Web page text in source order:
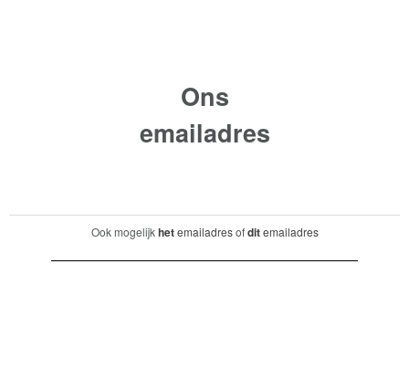
Ons
emailadres
Ook mogelijkhetemailadresofditemailadres